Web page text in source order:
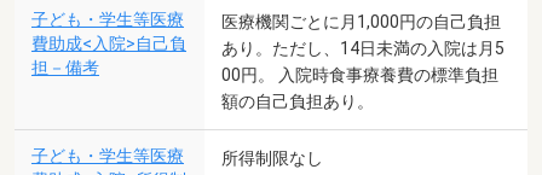
子ども・学生等医療
費助成<入院>自己負
担－備考
医療機関ごとに月1,000円の自己負担
あり。ただし、14日未満の入院は月5
00円。 入院時食事療養費の標準負担
額の自己負担あり。
子ども・学生等医療
所得制限なし